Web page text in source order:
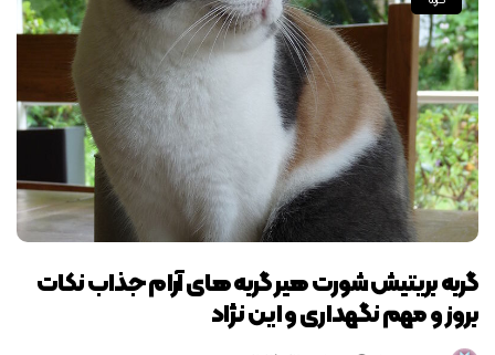
گربه بریتیش شورت هیر گربه های آرام جذاب نکات
بروز و مهم نگهداری و این نژاد